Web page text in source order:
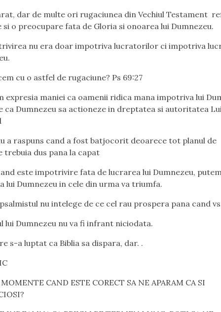
dar de multe ori rugaciunea din Vechiul Testament
o preocupare fata de Gloria si onoarea lui Dumnezeu.
nu era doar impotriva lucratorilor ci impotriva
cu o astfel de rugaciune? Ps 69:27
expresia maniei ca oamenii ridica mana impotriva lui
ca Dumnezeu sa actioneze in dreptatea si autoritatea
a raspuns cand a fost batjocorit deoarece tot planul de
trebuia dus pana la capat
este impotrivire fata de lucrarea lui Dumnezeu,
lui Dumnezeu in cele din urma va triumfa.
nu intelege de ce cel rau prospera pana cand vs
lui Dumnezeu nu va fi infrant niciodata.
s-a luptat ca Biblia sa dispara, dar. .
CAND ESTE CORECT SA NE APARAM CA SI